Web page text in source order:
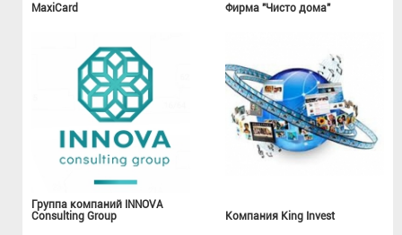
MaxiCard Фирма "Чисто дома"
Группа компаний INNOVA
Consulting Group
Компания King Invest